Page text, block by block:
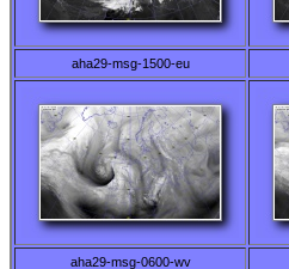
aha29-msg-1500-eu
aha29-msg-0600-wv